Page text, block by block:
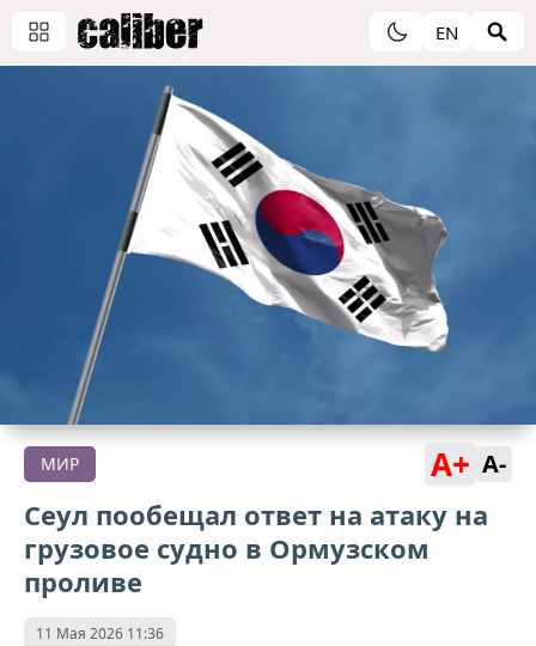
EN
МИР A+ A-
Сеул пообещал ответ на атаку на
грузовое судно в Ормузском
проливе
11 Мая 2026 11:36